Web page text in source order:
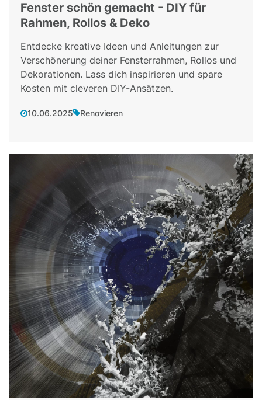
Fenster schön gemacht - DIY für
Rahmen, Rollos & Deko
Entdecke kreative Ideen und Anleitungen zur
Verschönerung deiner Fensterrahmen, Rollos und
Dekorationen. Lass dich inspirieren und spare
Kosten mit cleveren DIY-Ansätzen.
10.06.2025 Renovieren